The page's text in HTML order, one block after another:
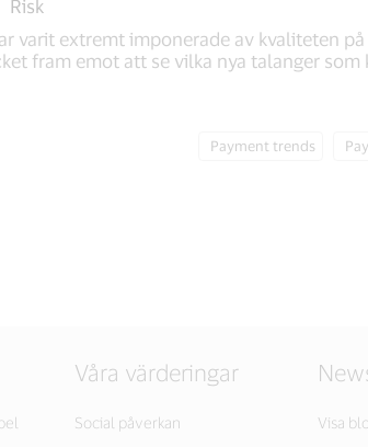
Risk
varit extremt imponerade av kvaliteten
fram emot att se vilka nya talanger som
Tag:
Payment trends Tag:
Våra värderingar
Social påverkan Visa